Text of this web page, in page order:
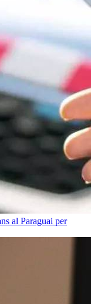
al Paraguai per